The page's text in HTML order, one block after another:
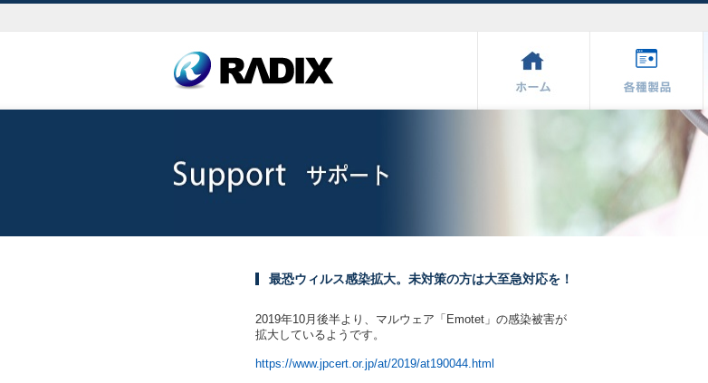
最恐ウィルス感染拡大。未対策の方は大至急対応を！
2019年10月後半より、マルウェア「Emotet」の感染被害が
拡大しているようです。
https://www.jpcert.or.jp/at/2019/at190044.html